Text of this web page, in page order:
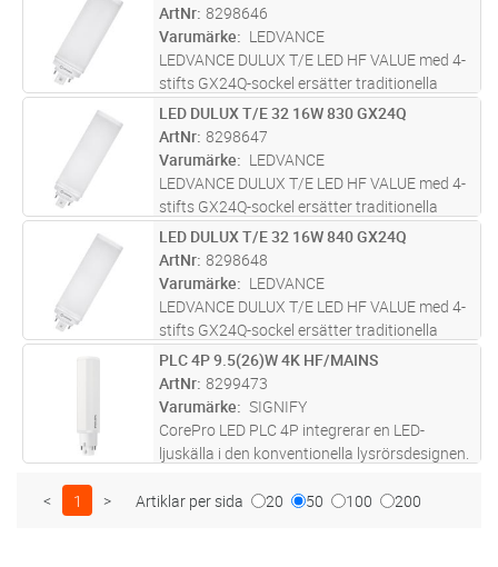
drivdon eller nätspänning. Roterbar sockel (±
90°). Låg energiförbrukning och
ArtNr 8298646
Varumärke
LEDVANCE
LEDVANCE DULUX T/E LED HF VALUE med 4-
stifts GX24Q-sockel ersätter traditionella
kompaktlysrör för drift med elektroniska
drivdon eller nätspänning. För drift med
elektroniskt drivdon se kompatibilit
ST Lägg i kundvagn
LED DULUX T/E 32 16W 830 GX24Q
ArtNr 8298647
Varumärke
LEDVANCE
LEDVANCE DULUX T/E LED HF VALUE med 4-
stifts GX24Q-sockel ersätter traditionella
kompaktlysrör för drift med elektroniska
drivdon eller nätspänning. För drift med
elektroniskt drivdon se kompatibilit
ST Lägg i kundvagn
LED DULUX T/E 32 16W 840 GX24Q
ArtNr 8298648
Varumärke
LEDVANCE
LEDVANCE DULUX T/E LED HF VALUE med 4-
stifts GX24Q-sockel ersätter traditionella
kompaktlysrör för drift med elektroniska
drivdon eller nätspänning. För drift med
elektroniskt drivdon se kompatibilit
ST Lägg i kundvagn
PLC 4P 9.5(26)W 4K HF/MAINS
ArtNr 8299473
Varumärke
SIGNIFY
CorePro LED PLC 4P integrerar en LED-
ljuskälla i den konventionella lysrörsdesignen.
lampor i allmänbelysning: den uppfyller
< 1 > Artiklar per sida 20 50 100 200